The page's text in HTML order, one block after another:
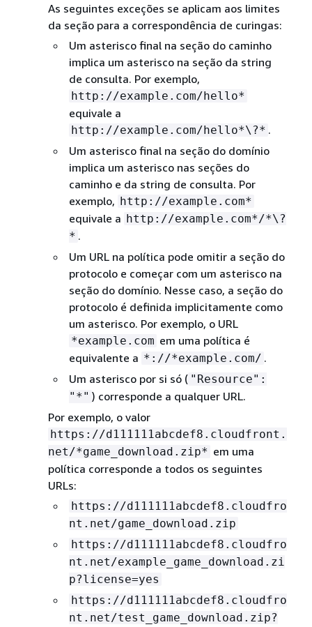
As seguintes exceções se aplicam aos limites
da seção para a correspondência de curingas:
Um asterisco final na seção do caminho
implica um asterisco na seção da string
de consulta. Por exemplo,
http://example.com/hello*
equivale a
http://example.com/hello*\?* .
Um asterisco final na seção do domínio
implica um asterisco nas seções do
caminho e da string de consulta. Por
exemplo, http://example.com*
equivale a http://example.com*/*\?
* .
Um URL na política pode omitir a seção do
protocolo e começar com um asterisco na
seção do domínio. Nesse caso, a seção do
protocolo é definida implicitamente como
um asterisco. Por exemplo, o URL
*example.com em uma política é
equivalente a *://*example.com/ .
Um asterisco por si só ( "Resource":
"*" ) corresponde a qualquer URL.
Por exemplo, o valor
https://d111111abcdef8.cloudfront.
net/*game_download.zip* em uma
política corresponde a todos os seguintes
URLs:
https://d111111abcdef8.cloudfro
nt.net/game_download.zip
https://d111111abcdef8.cloudfro
nt.net/example_game_download.zi
p?license=yes
https://d111111abcdef8.cloudfro
nt.net/test_game_download.zip?